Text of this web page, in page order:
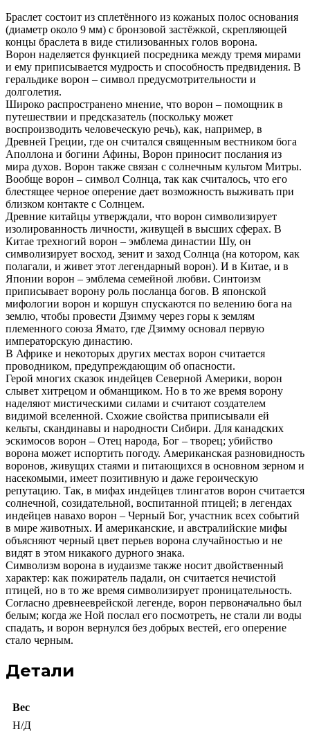
головами
ворона
Браслет состоит из сплетённого из кожаных полос основания
(диаметр около 9 мм) с бронзовой застёжкой, скрепляющей
концы браслета в виде стилизованных голов ворона.
Ворон наделяется функцией посредника между тремя мирами
и ему приписывается мудрость и способность предвидения. В
геральдике ворон – символ предусмотрительности и
долголетия.
Широко распространено мнение, что ворон – помощник в
путешествии и предсказатель (поскольку может
воспроизводить человеческую речь), как, например, в
Древней Греции, где он считался священным вестником бога
Аполлона и богини Афины, Ворон приносит послания из
мира духов. Ворон также связан с солнечным культом Митры.
Вообще ворон – символ Солнца, так как считалось, что его
блестящее черное оперение дает возможность выживать при
близком контакте с Солнцем.
Древние китайцы утверждали, что ворон символизирует
изолированность личности, живущей в высших сферах. В
Китае трехногий ворон – эмблема династии Шу, он
символизирует восход, зенит и заход Солнца (на котором, как
полагали, и живет этот легендарный ворон). И в Китае, и в
Японии ворон – эмблема семейной любви. Синтоизм
приписывает ворону роль посланца богов. В японской
мифологии ворон и коршун спускаются по велению бога на
землю, чтобы провести Дзимму через горы к землям
племенного союза Ямато, где Дзимму основал первую
императорскую династию.
В Африке и некоторых других местах ворон считается
проводником, предупреждающим об опасности.
Герой многих сказок индейцев Северной Америки, ворон
слывет хитрецом и обманщиком. Но в то же время ворону
наделяют мистическими силами и считают создателем
видимой вселенной. Схожие свойства приписывали ей
кельты, скандинавы и народности Сибири. Для канадских
эскимосов ворон – Отец народа, Бог – творец; убийство
ворона может испортить погоду. Американская разновидность
воронов, живущих стаями и питающихся в основном зерном и
насекомыми, имеет позитивную и даже героическую
репутацию. Так, в мифах индейцев тлингатов ворон считается
солнечной, созидательной, воспитанной птицей; в легендах
индейцев навахо ворон – Черный Бог, участник всех событий
в мире животных. И американские, и австралийские мифы
объясняют черный цвет перьев ворона случайностью и не
видят в этом никакого дурного знака.
Символизм ворона в иудаизме также носит двойственный
характер: как пожиратель падали, он считается нечистой
птицей, но в то же время символизирует проницательность.
Согласно древнееврейской легенде, ворон первоначально был
белым; когда же Ной послал его посмотреть, не стали ли воды
спадать, и ворон вернулся без добрых вестей, его оперение
стало черным.
Детали
Вес
Н/Д